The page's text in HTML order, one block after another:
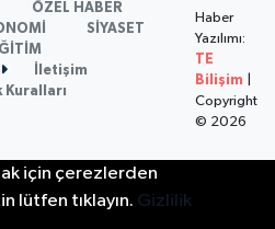
ÖZEL HABER
SİYASET
İletişim
Kuralları
Haber
Yazılımı:
TE
Bilişim
Copyright
© 2026
için çerezlerden
lütfen tıklayın. Gizlilik